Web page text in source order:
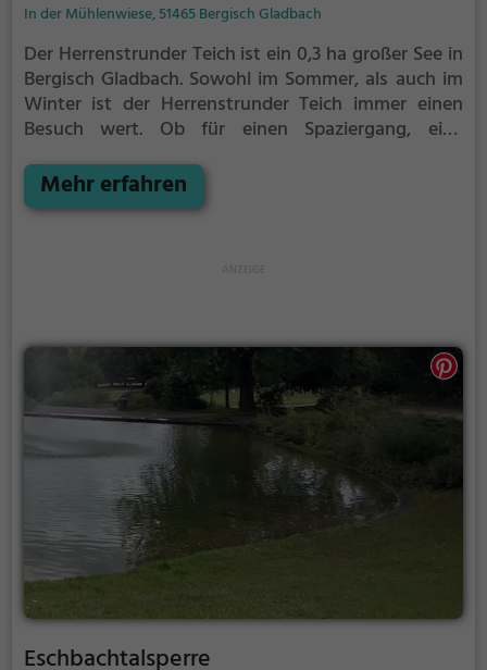
In der Mühlenwiese, 51465 Bergisch Gladbach
Der Herrenstrunder Teich ist ein 0,3 ha großer See in
Bergisch Gladbach. Sowohl im Sommer, als auch im
Winter ist der Herrenstrunder Teich immer einen
Besuch wert. Ob für einen Spaziergang, eine
der Herrenstrunder Teich bietet zahlreiche
Möglichkeiten für Freizeitaktivitäten.
Mehr erfahren
Eschbachtalsperre